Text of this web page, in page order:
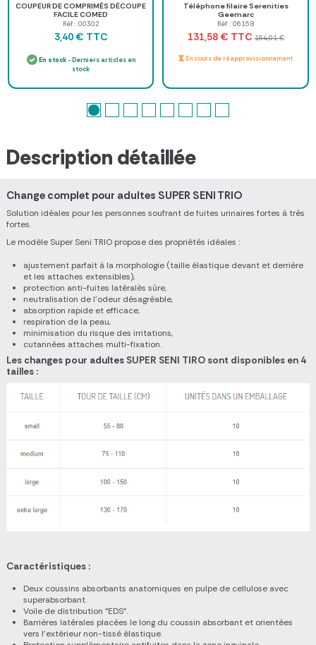
COUPEUR DE COMPRIMÉS DÉCOUPE
FACILE COMED
Réf : 00302
3,40 € TTC
En stock- Derniers articles en
stock
Téléphone filaire Serenities
Geemarc
Réf : 06158
131,58 € TTC 154,01 €
En cours de réapprovisionnement
Description détaillée
Change complet pour adultes SUPER SENI TRIO
Solution idéales pour les personnes soufrant de fuites urinaires fortes à très
fortes.
Le modèle Super Seni TRIO propose des propriétés idéales :
ajustement parfait à la morphologie (taille élastique devant et derrière
et les attaches extensibles),
protection anti-fuites latéralès sûre,
neutralisation de l’odeur désagréable,
absorption rapide et efficace,
respiration de la peau,
minimisation du risque des irritations,
cutannées attaches multi-fixation.
Les changes pour adultes SUPER SENI TIRO sont disponibles en 4
tailles :
Caractéristiques :
Deux coussins absorbants anatomiques en pulpe de cellulose avec
superabsorbant.
Voile de distribution "EDS".
Barrières latérales placées le long du coussin absorbant et orientées
vers l'extérieur non-tissé élastique.